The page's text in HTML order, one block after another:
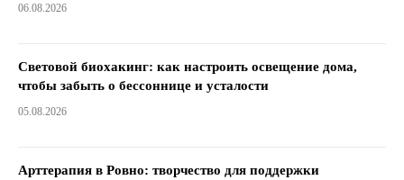
06.08.2026
Световой биохакинг: как настроить освещение дома,
чтобы забыть о бессоннице и усталости
05.08.2026
Арттерапия в Ровно: творчество для поддержки